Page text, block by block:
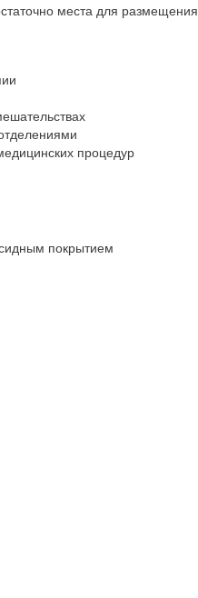
места для
процедур
покрытием